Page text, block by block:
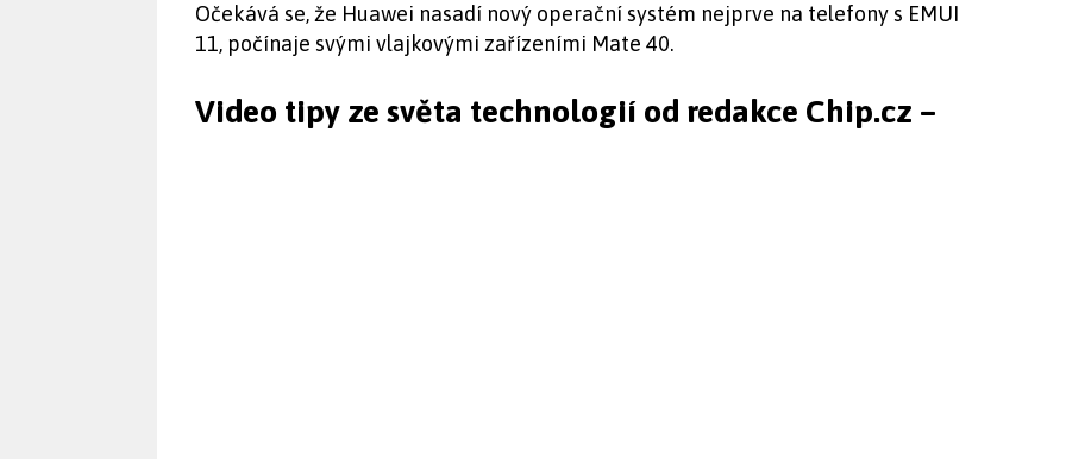
Očekává se, že Huawei nasadí nový operační systém nejprve na telefony s EMUI
11, počínaje svými vlajkovými zařízeními Mate 40.
Video tipy ze světa technologií od redakce Chip.cz –